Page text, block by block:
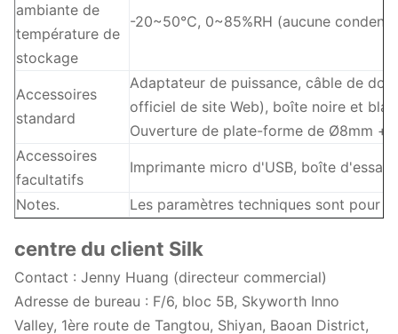
ambiante de
température de
stockage
-20~50℃, 0~85%RH (aucune
Accessoires
standard
Adaptateur de puissance, câble de
officiel de site Web), boîte noire et
Ouverture de plate-forme de Ø8mm +
Accessoires
facultatifs
Imprimante micro d'USB, boîte d'essai
Notes. Les paramètres techniques sont pour
centre du client Silk
Contact : Jenny Huang (directeur commercial)
Adresse de bureau : F/6, bloc 5B, Skyworth Inno
Valley, 1ère route de Tangtou, Shiyan, Baoan District,